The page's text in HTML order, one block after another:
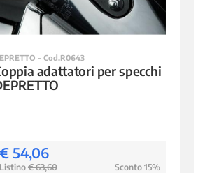
- Cod.R0643
adattatori per specchi
54,06
€ 63,60 Sconto 15%